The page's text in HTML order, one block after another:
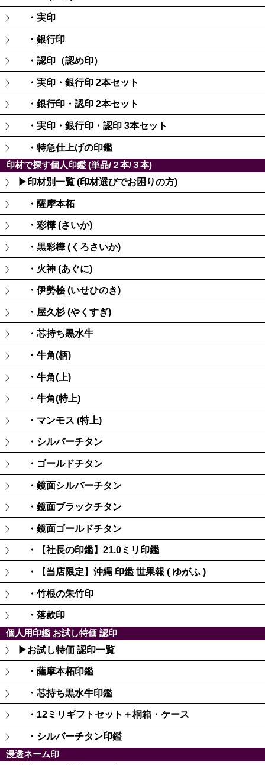
・実印
・銀行印
・認印（認め印）
・実印・銀行印 2本セット
・銀行印・認印 2本セット
・実印・銀行印・認印 3本セット
・特急仕上げの印鑑
印材で探す個人印鑑 (単品/２本/３本)
▶印材別一覧 (印材選びでお困りの方)
・薩摩本柘
・彩樺 (さいか)
・黒彩樺 (くろさいか)
・火神 (あぐに)
・伊勢桧 (いせひのき)
・屋久杉 (やくすぎ)
・芯持ち黒水牛
・牛角(柄)
・牛角(上)
・牛角(特上)
・マンモス (特上)
・シルバーチタン
・ゴールドチタン
・鏡面シルバーチタン
・鏡面ブラックチタン
・鏡面ゴールドチタン
・【社長の印鑑】21.0ミリ印鑑
・【当店限定】沖縄 印鑑 世果報 ( ゆがふ )
・竹根の朱竹印
・落款印
個人用印鑑 お試し特価 認印
▶お試し特価 認印一覧
・薩摩本柘印鑑
・芯持ち黒水牛印鑑
・12ミリギフトセット＋桐箱・ケース
・シルバーチタン印鑑
浸透ネーム印